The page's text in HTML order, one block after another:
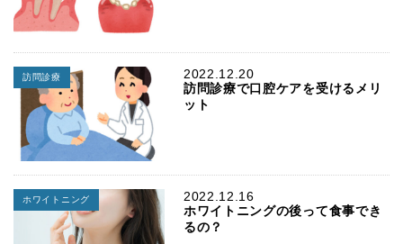
2022.12.20
訪問診療
訪問診療で口腔ケアを受けるメリ
ット
2022.12.16
ホワイトニング
ホワイトニングの後って食事でき
るの？